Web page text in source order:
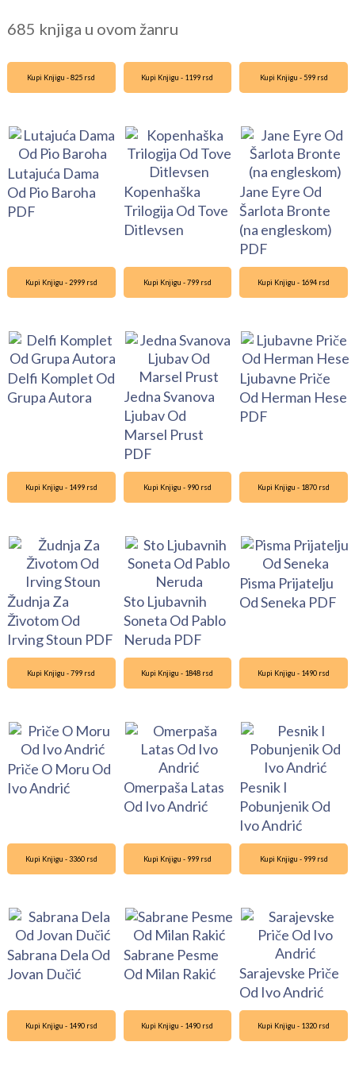
685 knjiga u ovom žanru
Kupi Knjigu - 825 rsd
Lutajuća Dama
Od Pio Baroha
PDF
Kupi Knjigu - 1199 rsd
Kopenhaška
Trilogija Od Tove
Ditlevsen
Kupi Knjigu - 599 rsd
Jane Eyre Od
Šarlota Bronte
(na engleskom)
PDF
Kupi Knjigu - 2999 rsd
Delfi Komplet Od
Grupa Autora
Kupi Knjigu - 799 rsd
Jedna Svanova
Ljubav Od
Marsel Prust
PDF
Kupi Knjigu - 1694 rsd
Ljubavne Priče
Od Herman Hese
PDF
Kupi Knjigu - 1499 rsd
Žudnja Za
Životom Od
Irving Stoun PDF
Kupi Knjigu - 990 rsd
Sto Ljubavnih
Soneta Od Pablo
Neruda PDF
Kupi Knjigu - 1870 rsd
Pisma Prijatelju
Od Seneka PDF
Kupi Knjigu - 799 rsd
Priče O Moru Od
Ivo Andrić
Kupi Knjigu - 1848 rsd
Omerpaša Latas
Od Ivo Andrić
Kupi Knjigu - 1490 rsd
Pesnik I
Pobunjenik Od
Ivo Andrić
Kupi Knjigu - 3360 rsd
Sabrana Dela Od
Jovan Dučić
Kupi Knjigu - 999 rsd
Sabrane Pesme
Od Milan Rakić
Kupi Knjigu - 999 rsd
Sarajevske Priče
Od Ivo Andrić
Kupi Knjigu - 1490 rsd Kupi Knjigu - 1490 rsd Kupi Knjigu - 1320 rsd